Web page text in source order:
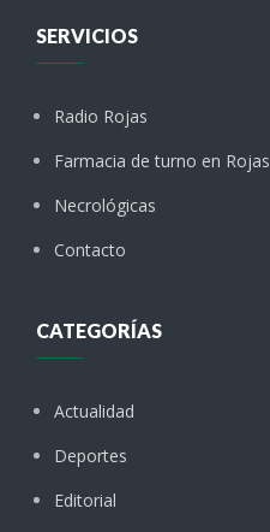
SERVICIOS
Radio Rojas
Farmacia de turno en Rojas
Necrológicas
Contacto
CATEGORÍAS
Actualidad
Deportes
Editorial